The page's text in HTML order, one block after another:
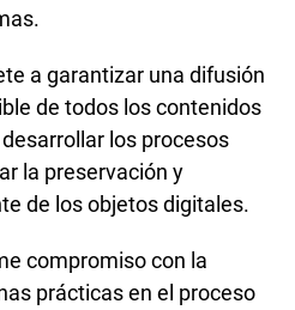
a garantizar una difusión
de todos los contenidos
los procesos
la preservación y
de los objetos digitales.
compromiso con la
prácticas en el proceso